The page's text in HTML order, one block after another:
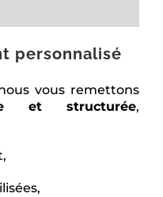
personnalisé
vous remettons
et structurée,